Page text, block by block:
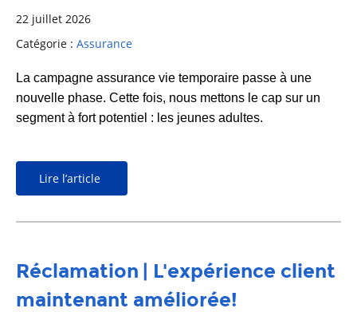
22 juillet 2026
Catégorie : Assurance
La campagne assurance vie temporaire passe à une
nouvelle phase. Cette fois, nous mettons le cap sur un
segment à fort potentiel : les jeunes adultes.
Lire l’article
Réclamation | L'expérience client
maintenant améliorée!